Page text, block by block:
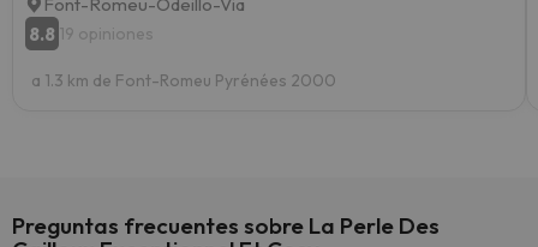
8.8 19 opiniones
a 1.3 km de Font-Romeu Pyrénées 2000
Preguntas frecuentes sobre La Perle Des